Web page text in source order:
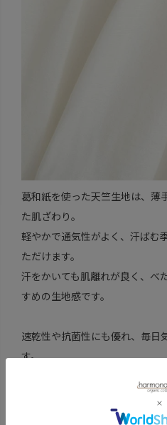
葛和紙を使った天竺生地は、薄
た肌ざわり。
軽やかで通気性がよく、汗ばむ
ただけます。
汗をかいても肌離れが良く、べ
すめの生地感です。
速乾性や抗菌性にも優れ、毎日
す。
葛和紙はUVカット効果もある